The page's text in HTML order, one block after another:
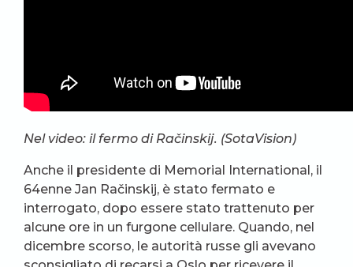
Nel video: il fermo di Račinskij. (SotaVision)
Anche il presidente di Memorial International, il
64enne Jan Račinskij, è stato fermato e
interrogato, dopo essere stato trattenuto per
alcune ore in un furgone cellulare. Quando, nel
dicembre scorso, le autorità russe gli avevano